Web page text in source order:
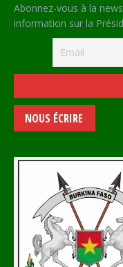
Abonnez-vous à la
information sur la
NOUS ÉCRIRE